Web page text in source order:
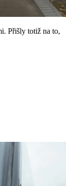
Přišly totiž na to,